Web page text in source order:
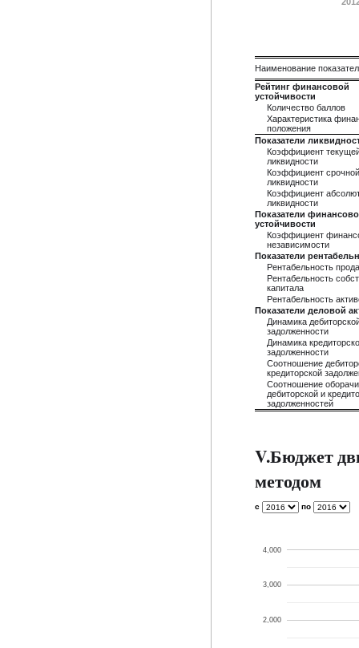
Наименование
Рейтинг финансовой
устойчивости
Количество баллов
Характеристика
положения
Показатели
Коэффициент
ликвидности
Коэффициент срочной
ликвидности
Коэффициент
ликвидности
Показатели
устойчивости
Коэффициент
независимости
Показатели
Рентабельность
Рентабельность
капитала
Рентабельность
Показатели деловой
Динамика
задолженности
Динамика
задолженности
Соотношение
кредиторской
Соотношение
дебиторской и
задолженностей
V.Бюджет
методом
с по
2,000
3,000
4,000